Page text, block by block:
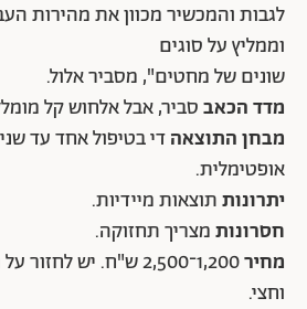
לגבות והמכשיר מכוון את מהירות
וממליץ על סוגים
שונים של מחטים", מסביר אלול.
מדד הכאבסביר, אבל אלחוש קל
מבחן התוצאהדי בטיפול אחד עד
אופטימלית.
יתרונותתוצאות מיידיות.
חסרונותמצריך תחזוקה.
מחיר
1,200־2,500 ש"ח. יש
וחצי.